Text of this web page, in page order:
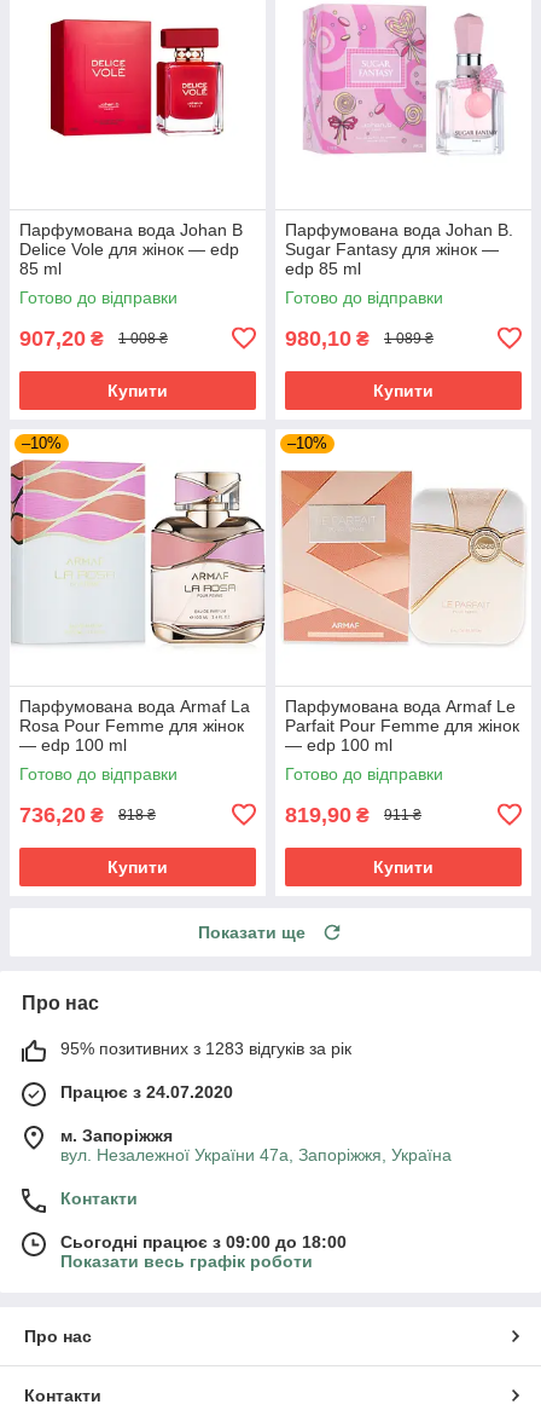
Парфумована вода Johan B
Delice Vole для жінок — edp
85 ml
Готово до відправки
907,20 ₴ 1 008 ₴
Купити
Парфумована вода Johan B.
Sugar Fantasy для жінок —
edp 85 ml
Готово до відправки
980,10 ₴ 1 089 ₴
Купити
–10%
Парфумована вода Armaf La
Rosa Pour Femme для жінок
— edp 100 ml
Готово до відправки
736,20 ₴ 818 ₴
Купити
–10%
Парфумована вода Armaf Le
Parfait Pour Femme для жінок
— edp 100 ml
Готово до відправки
819,90 ₴ 911 ₴
Купити
Показати ще
Про нас
95% позитивних з 1283 відгуків за рік
Працює з 24.07.2020
м. Запоріжжя
вул. Незалежної України 47а, Запоріжжя, Україна
Контакти
Сьогодні працює з 09:00 до 18:00
Показати весь графік роботи
Про нас
Контакти